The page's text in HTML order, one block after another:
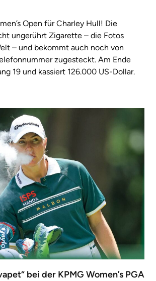
Open für Charley Hull! Die
ungerührt Zigarette – die Fotos
– und bekommt auch noch von
zugesteckt. Am Ende
19 und kassiert 126.000 US-Dollar.
bei der KPMG Women’s PGA